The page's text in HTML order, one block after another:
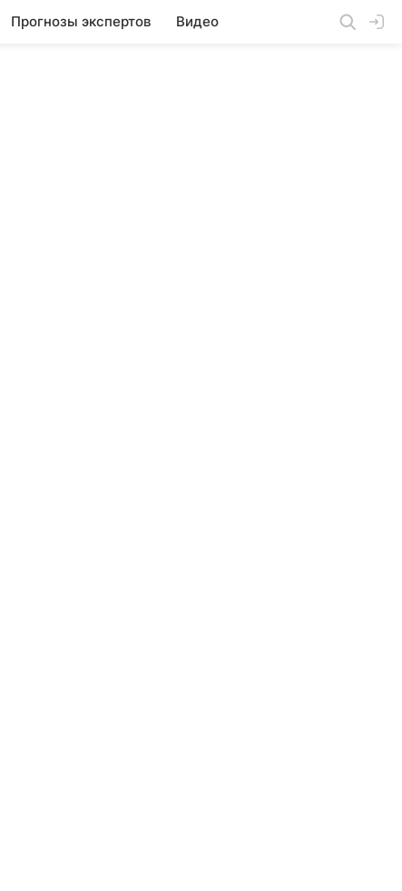
Прогнозы экспертов Видео